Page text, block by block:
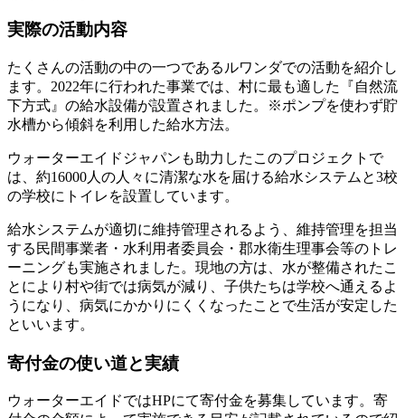
実際の活動内容
たくさんの活動の中の一つであるルワンダでの活動を紹介し
ます。2022年に行われた事業では、村に最も適した『自然流
下方式』の給水設備が設置されました。※ポンプを使わず貯
水槽から傾斜を利用した給水方法。
ウォーターエイドジャパンも助力したこのプロジェクトで
は、約16000人の人々に清潔な水を届ける給水システムと3校
の学校にトイレを設置しています。
給水システムが適切に維持管理されるよう、維持管理を担当
する民間事業者・水利用者委員会・郡水衛生理事会等のトレ
ーニングも実施されました。現地の方は、水が整備されたこ
とにより村や街では病気が減り、子供たちは学校へ通えるよ
うになり、病気にかかりにくくなったことで生活が安定した
といいます。
寄付金の使い道と実績
ウォーターエイドではHPにて寄付金を募集しています。寄